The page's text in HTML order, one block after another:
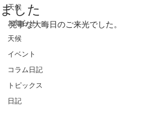
天候
お知らせ
天候
イベント
コラム日記
トピックス
日記
ました
見事な大晦日のご来光でした。